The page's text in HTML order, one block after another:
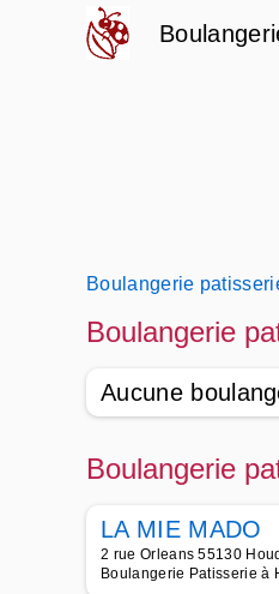
Boulangerie
Boulangerie
Aucune
Boulangerie
LA MIE MADO
2 rue Orleans 55130
Boulangerie Patisserie à